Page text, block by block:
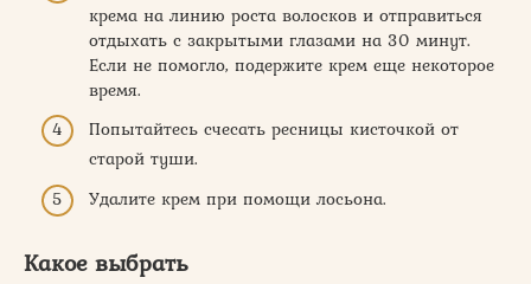
крема на линию роста волосков и отправиться
отдыхать с закрытыми глазами на 30 минут.
Если не помогло, подержите крем еще некоторое
время.
Попытайтесь счесать ресницы кисточкой от
старой туши.
Удалите крем при помощи лосьона.
Какое выбрать